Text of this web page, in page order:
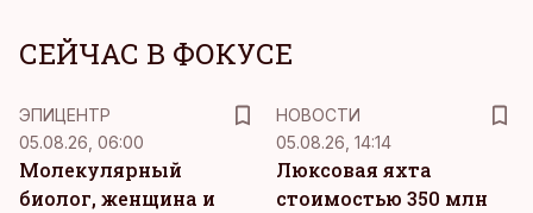
СЕЙЧАС В ФОКУСЕ
ЭПИЦЕНТР
05.08.26, 06:00
Молекулярный
биолог, женщина и
НОВОСТИ
05.08.26, 14:14
Люксовая яхта
стоимостью 350 млн